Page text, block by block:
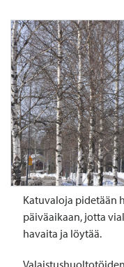
Katuvaloja pidetään
päiväaikaan, jotta
havaita ja löytää.